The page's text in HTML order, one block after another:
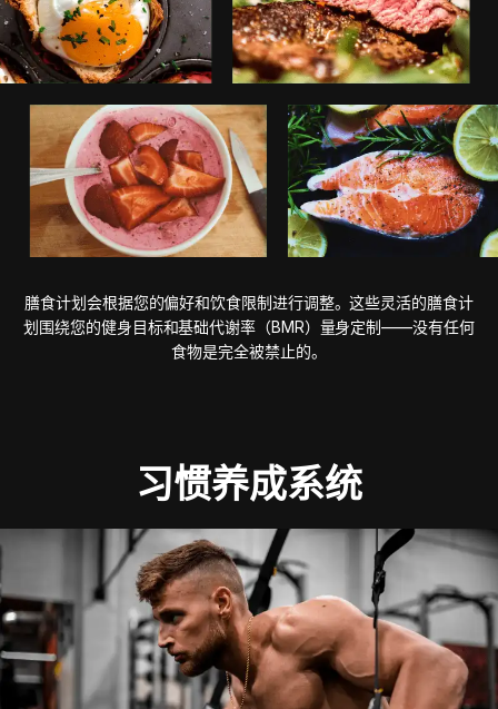
膳食计划会根据您的偏好和饮食限制进行调整。这些灵活的膳食计
划围绕您的健身目标和基础代谢率（BMR）量身定制——没有任何
食物是完全被禁止的。
习惯养成系统